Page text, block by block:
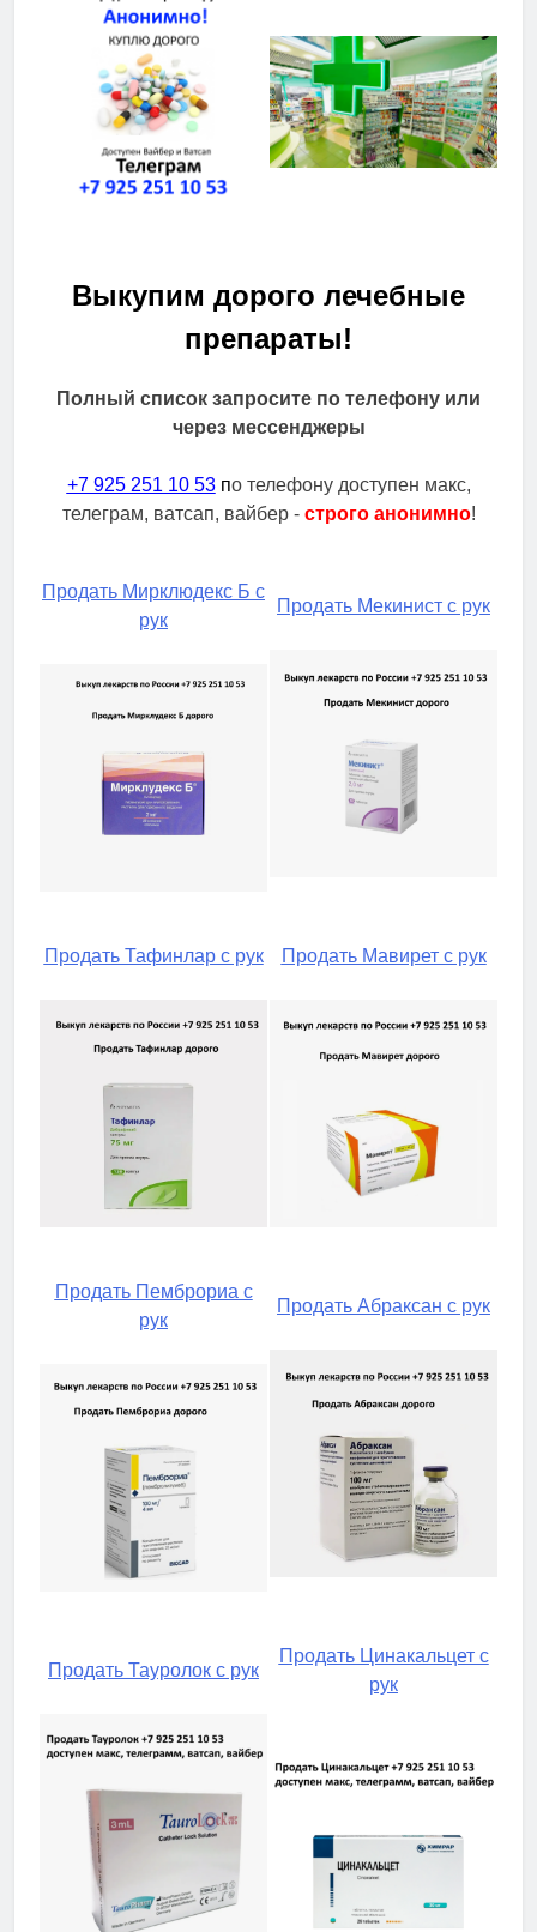
Выкупим дорого лечебные
препараты!
Полный список запросите по телефону или
через мессенджеры
+7 925 251 10 53по телефону доступен макс,
телеграм, ватсап, вайбер - строго анонимно!
Продать Мирклюдекс Б с
рук
Продать Мекинист с рук
Продать Тафинлар с рук Продать Мавирет с рук
Продать Пемброриа с
рук
Продать Абраксан с рук
Продать Тауролок с рук
Продать Цинакальцет с
рук